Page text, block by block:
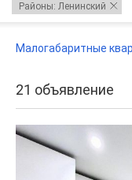
Районы: Ленинский
Малогабаритные
21 объявление